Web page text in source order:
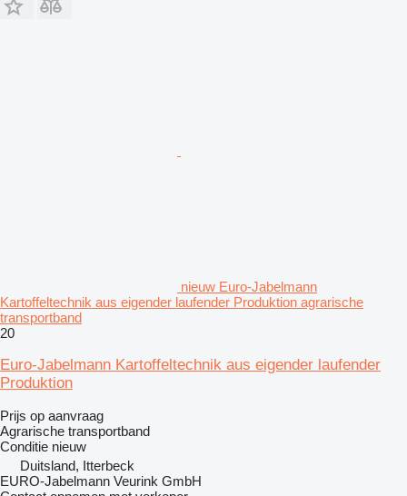
nieuw Euro-Jabelmann
Kartoffeltechnik aus eigender laufender Produktion agrarische
transportband
20
Euro-Jabelmann Kartoffeltechnik aus eigender laufender
Produktion
Prijs op aanvraag
Agrarische transportband
Conditie nieuw
Duitsland, Itterbeck
EURO-Jabelmann Veurink GmbH